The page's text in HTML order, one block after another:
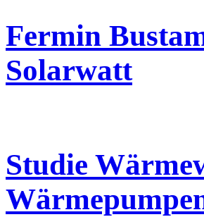
Fermin
Solarwatt
Studie